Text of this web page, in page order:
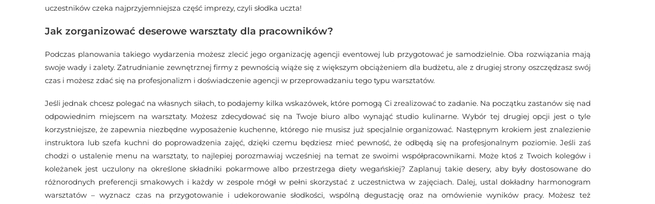
uczestników czeka najprzyjemniejsza część imprezy, czyli słodka uczta!
Jak zorganizować deserowe warsztaty dla pracowników?
Podczas planowania takiego wydarzenia możesz zlecić jego organizację agencji eventowej lub przygotować je samodzielnie. Oba rozwiązania mają
swoje wady i zalety. Zatrudnianie zewnętrznej firmy z pewnością wiąże się z większym obciążeniem dla budżetu, ale z drugiej strony oszczędzasz swój
czas i możesz zdać się na profesjonalizm i doświadczenie agencji w przeprowadzaniu tego typu warsztatów.
Jeśli jednak chcesz polegać na własnych siłach, to podajemy kilka wskazówek, które pomogą Ci zrealizować to zadanie. Na początku zastanów się nad
odpowiednim miejscem na warsztaty. Możesz zdecydować się na Twoje biuro albo wynająć studio kulinarne. Wybór tej drugiej opcji jest o tyle
korzystniejsze, że zapewnia niezbędne wyposażenie kuchenne, którego nie musisz już specjalnie organizować. Następnym krokiem jest znalezienie
instruktora lub szefa kuchni do poprowadzenia zajęć, dzięki czemu będziesz mieć pewność, że odbędą się na profesjonalnym poziomie. Jeśli zaś
chodzi o ustalenie menu na warsztaty, to najlepiej porozmawiaj wcześniej na temat ze swoimi współpracownikami. Może ktoś z Twoich kolegów i
koleżanek jest uczulony na określone składniki pokarmowe albo przestrzega diety wegańskiej? Zaplanuj takie desery, aby były dostosowane do
różnorodnych preferencji smakowych i każdy w zespole mógł w pełni skorzystać z uczestnictwa w zajęciach. Dalej, ustal dokładny harmonogram
warsztatów – wyznacz czas na przygotowanie i udekorowanie słodkości, wspólną degustację oraz na omówienie wyników pracy. Możesz też